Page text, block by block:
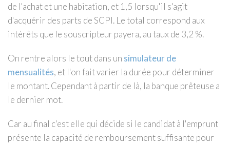
de l'achat et une habitation, et 1,5 lorsqu'il s'agit
d'acquérir des parts de SCPI. Le total correspond aux
intérêts que le souscripteur payera, au taux de 3,2 %.
On rentre alors le tout dans un simulateur de
mensualités, et l'on fait varier la durée pour déterminer
le montant. Cependant à partir de là, la banque prêteuse a
le dernier mot.
Car au final c'est elle qui décide si le candidat à l'emprunt
présente la capacité de remboursement suffisante pour